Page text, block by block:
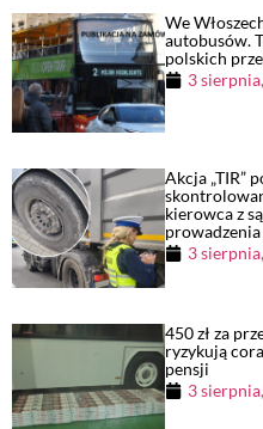
We
autobusów.
polskich
3
Akcja „TIR”
kierowca z
3
450 zł za
ryzykują
pensji
3